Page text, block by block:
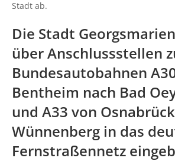
Stadt ab.
Die Stadt
über Anschlussstellen
Bundesautobahnen
Bentheim nach Bad
und A33 von
Wünnenberg in das
Fernstraßennetz